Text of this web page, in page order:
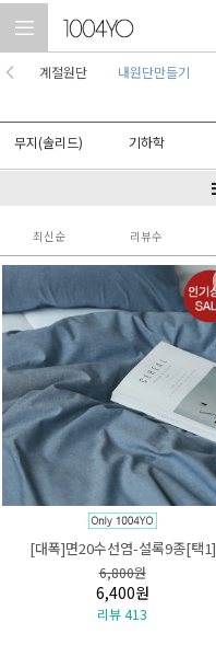
계절원단 내원단만들기
무지(솔리드)
기하학
최신순 리뷰수
[대폭]면20수선염-설록9종[택1]
6,800원
6,400원
리뷰 413